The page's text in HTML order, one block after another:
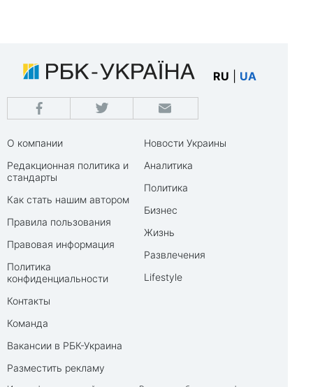
RU UA
О компании
Редакционная политика и
стандарты
Как стать нашим автором
Правила пользования
Правовая информация
Политика
конфиденциальности
Контакты
Команда
Вакансии в РБК-Украина
Разместить рекламу
Новости Украины
Аналитика
Политика
Бизнес
Жизнь
Развлечения
Lifestyle